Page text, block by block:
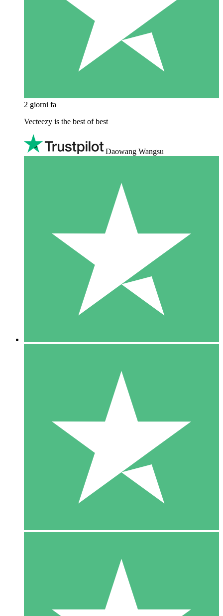
2 giorni fa
Vecteezy is the best of best
Daowang Wangsu